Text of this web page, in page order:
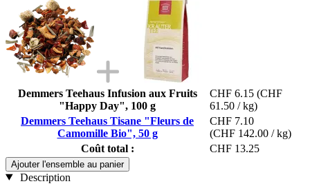
Demmers Teehaus Infusion aux Fruits
"Happy Day", 100 g
CHF 6.15 (CHF
61.50 / kg)
Demmers Teehaus Tisane "Fleurs de
Camomille Bio", 50 g
CHF 7.10
(CHF 142.00 / kg)
Coût total :
CHF 13.25
Ajouter l'ensemble au panier
Description